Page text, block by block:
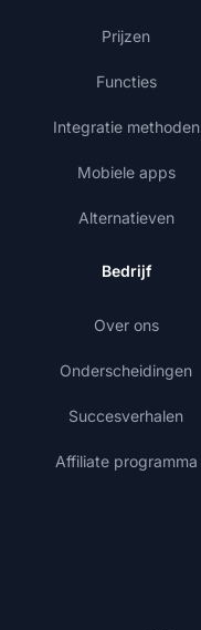
Prijzen
Functies
Integratie methoden
Mobiele apps
Alternatieven
Bedrijf
Over ons
Onderscheidingen
Succesverhalen
Affiliate programma